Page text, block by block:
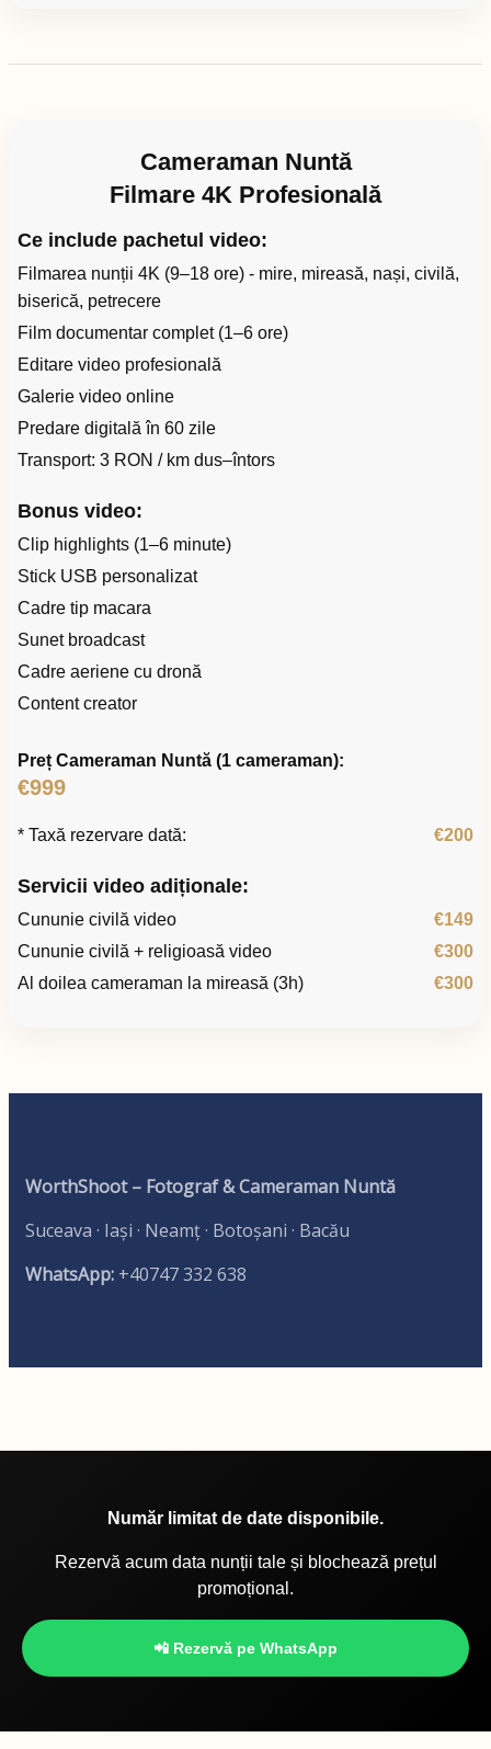
Cameraman Nuntă
Filmare 4K Profesională
Ce include pachetul video:
Filmarea nunții 4K (9–18 ore) - mire, mireasă, nași, civilă,
biserică, petrecere
Film documentar complet (1–6 ore)
Editare video profesională
Galerie video online
Predare digitală în 60 zile
Transport: 3 RON / km dus–întors
Bonus video:
Clip highlights (1–6 minute)
Stick USB personalizat
Cadre tip macara
Sunet broadcast
Cadre aeriene cu dronă
Content creator
Preț Cameraman Nuntă (1 cameraman):
€999
* Taxă rezervare dată: €200
Servicii video adiționale:
Cununie civilă video
€149
Cununie civilă + religioasă video
€300
Al doilea cameraman la mireasă (3h)
€300
WorthShoot – Fotograf & Cameraman Nuntă
Suceava · Iași · Neamț · Botoșani · Bacău
WhatsApp: +40747 332 638
Număr limitat de date disponibile.
Rezervă acum data nunții tale și blochează prețul
promoțional.
📲 Rezervă pe WhatsApp